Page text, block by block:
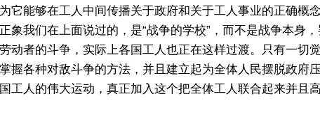
它能够在工人中间传播关于政府和关于工人事业的正确概
我们在上面说过的，是“战争的学校”，而不是战争本身
动者的斗争，实际上各国工人也正在这样过渡。只有一切
握各种对敌斗争的方法，并且建立起为全体人民摆脱政府
人的伟大运动，真正加入这个把全体工人联合起来并且